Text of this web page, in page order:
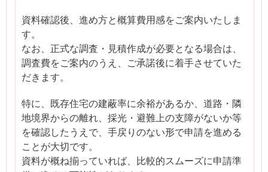
資料確認後、進め方と概算費用感をご案内いたしま
す。
なお、正式な調査・見積作成が必要となる場合は、
調査費をご案内のうえ、ご承諾後に着手させていた
だきます。
特に、既存住宅の建蔽率に余裕があるか、道路・隣
地境界からの離れ、採光・避難上の支障がないか等
を確認したうえで、手戻りのない形で申請を進める
ことが大切です。
資料が概ね揃っていれば、比較的スムーズに申請準